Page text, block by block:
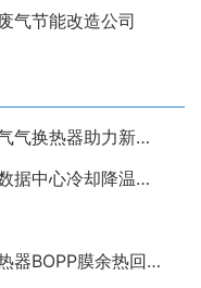
气节能改造公司
锂电池涂布烘干余热回收应用：气气换热器助力新能源生产节能降耗
板式空冷器华为云计算服务器大数据中心冷却降温换散热装置制冷藏库房系统冷能量回收器
锂电池隔膜、极片涂布机烘干换热器BOPP膜余热回收装置